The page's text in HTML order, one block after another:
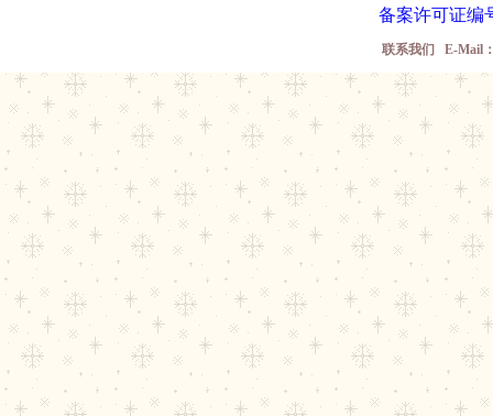
备案许可证
联系我们 E-Mail